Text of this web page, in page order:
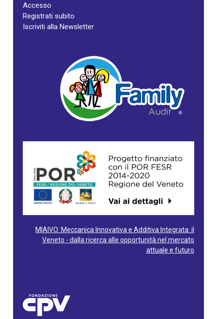
Accesso
Registrati subito
Iscriviti alla Newsletter
MIAIVO: Meccanica Innovativa e Additiva Integrata: il
Veneto - dalla ricerca alle opportunità nel mercato
attuale e futuro